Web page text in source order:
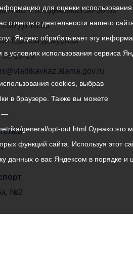
АМС г. Владикавказ30-30-30
до 18:00
Единой дежурной
53-19-19
№2
для оценки
отчетов о деятельности нашего
Яндекс обрабатывает эту
в условиях использования сервиса
cookies, выбрав
в браузере. Также вы можете
—
general/opt-out.html Однако это
функций сайта. Используя этот
данных о вас Яндексом в порядке и